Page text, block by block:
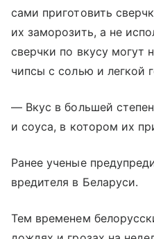
сами приготовить
их заморозить, а не
сверчки по вкусу могут
чипсы с солью и легкой
— Вкус в большей
и соуса, в котором их
Ранее ученые
вредителя в Беларуси.
Тем временем